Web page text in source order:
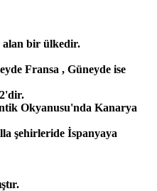
alan bir ülkedir.
Fransa , Güneyde ise
Okyanusu'nda Kanarya
şehirleride İspanyaya